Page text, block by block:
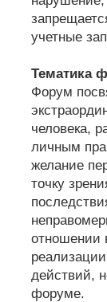
учетные
Тематика
Форум
человека,
личным
желание
точку
отношении
действий,
форуме.